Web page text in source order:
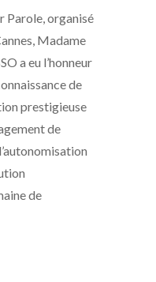
Parole, organisé
Madame
a eu l’honneur
de
prestigieuse
de
de